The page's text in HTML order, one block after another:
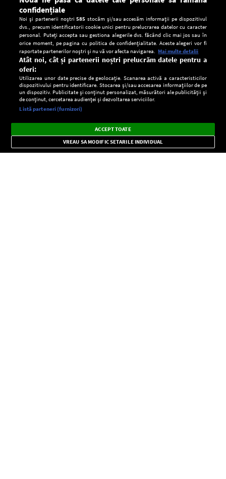
CONFIDENŢIALITATE
Setări:
Dark
Mode
Radio live, podcasturi, știri și alerte
importante.
×
confidențiale
Noi și partenerii noștri585 stocăm și/sau accesăm informații pe dispozitivul
dvs., precum identificatorii cookie unici pentru prelucrarea datelor cu caracter
personal. Puteți accepta sau gestiona alegerile dvs. făcând clic mai jos sau în
orice moment, pe pagina cu politica de confidențialitate. Aceste alegeri vor fi
raportate partenerilor noștri și nu vă vor afecta navigarea. Mai multe detalii
Atât noi, cât și partenerii noștri prelucrăm datele pentru a
oferi:
Utilizarea unor date precise de geolocație. Scanarea activă a caracteristicilor
dispozitivului pentru identificare. Stocarea și/sau accesarea informațiilor de pe
un dispozitiv. Publicitate și conținut personalizat, măsurători ale publicității și
de conținut, cercetarea audienței și dezvoltarea serviciilor.
Listă parteneri (furnizori)
ACCEPT TOATE
VREAU SA MODIFIC SETARILE INDIVIDUAL